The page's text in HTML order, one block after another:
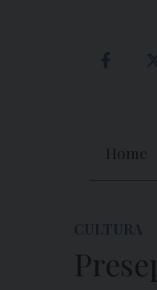
Home